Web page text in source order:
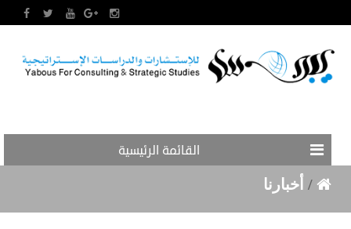
القائمة الرئيسية
/ أخبارنا